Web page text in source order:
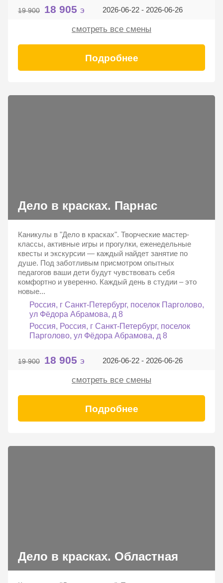
19 900 18 905 э 2026-06-22 - 2026-06-26
смотреть все смены
Подробнее
Дело в красках. Парнас
Каникулы в "Дело в красках". Творческие мастер-
классы, активные игры и прогулки, еженедельные
квесты и экскурсии — каждый найдет занятие по
душе. Под заботливым присмотром опытных
педагогов ваши дети будут чувствовать себя
комфортно и уверенно. Каждый день в студии – это
новые...
Россия, г Санкт-Петербург, поселок Парголово,
ул Фёдора Абрамова, д 8
Россия, Россия, г Санкт-Петербург, поселок
Парголово, ул Фёдора Абрамова, д 8
19 900 18 905 э 2026-06-22 - 2026-06-26
смотреть все смены
Подробнее
Дело в красках. Областная